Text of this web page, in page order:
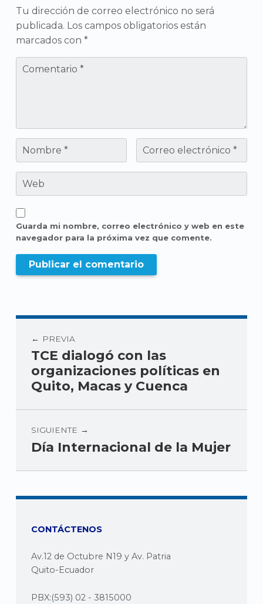
Tu dirección de correo electrónico no ser
publicada. Los campos obligatorios están
marcados con *
Guarda mi nombre, correo electrónico y web en este
navegador para la próxima vez que comente.
PREVIA
TCE dialogó con las
organizaciones políticas en
Quito, Macas y Cuenca
SIGUIENTE
Día Internacional de la Mujer
CONTÁCTENOS
Av.12 de Octubre N19 y Av. Patria
Quito-Ecuador
PBX:(593) 02 - 3815000